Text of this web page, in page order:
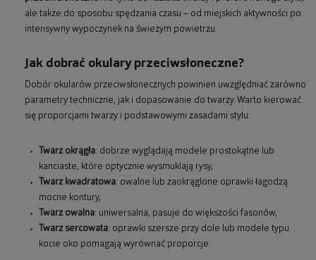
ale także do sposobu spędzania czasu – od miejskich aktywności po
intensywny wypoczynek na świeżym powietrzu.
Jak dobrać okulary przeciwsłoneczne?
Dobór okularów przeciwsłonecznych powinien uwzględniać zarówno
parametry techniczne, jak i dopasowanie do twarzy. Warto kierować
się proporcjami twarzy i podstawowymi zasadami stylu:
Twarz okrągła: dobrze wyglądają modele prostokątne lub
kanciaste, które optycznie wysmuklają rysy,
Twarz kwadratowa: owalne lub zaokrąglone oprawki łagodzą
mocne kontury,
Twarz owalna: uniwersalna, pasuje do większości fasonów,
Twarz sercowata: oprawki szersze przy dole lub modele typu
kocie oko pomagają wyrównać proporcje.